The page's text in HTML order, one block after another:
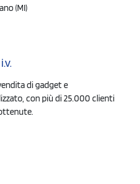
(MI)
di gadget e
con più di 25.000 clienti